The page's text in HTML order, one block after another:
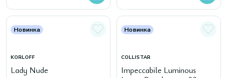
Новинка
KORLOFF
Lady Nude
Новинка
COLLISTAR
Impeccabile Luminous